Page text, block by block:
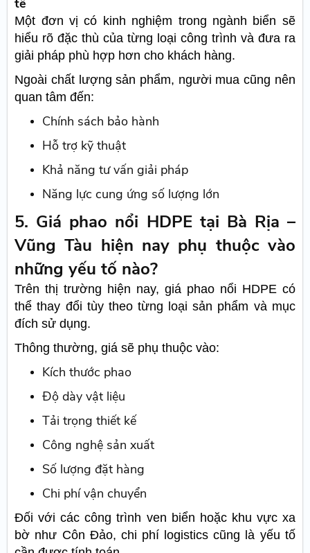
Một đơn vị có kinh nghiệm trong ngành biển sẽ
hiểu rõ đặc thù của từng loại công trình và đưa ra
giải pháp phù hợp hơn cho khách hàng.
Ngoài chất lượng sản phẩm, người mua cũng nên
quan tâm đến:
Chính sách bảo hành
Hỗ trợ kỹ thuật
Khả năng tư vấn giải pháp
Năng lực cung ứng số lượng lớn
5. Giá phao nổi HDPE tại Bà Rịa –
Vũng Tàu hiện nay phụ thuộc vào
những yếu tố nào?
Trên thị trường hiện nay, giá phao nổi HDPE có
thể thay đổi tùy theo từng loại sản phẩm và mục
đích sử dụng.
Thông thường, giá sẽ phụ thuộc vào:
Kích thước phao
Độ dày vật liệu
Tải trọng thiết kế
Công nghệ sản xuất
Số lượng đặt hàng
Chi phí vận chuyển
Đối với các công trình ven biển hoặc khu vực xa
bờ như Côn Đảo, chi phí logistics cũng là yếu tố